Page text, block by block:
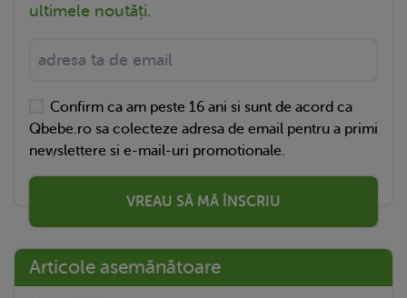
ultimele noutăți.
Confirm ca am peste 16 ani si sunt de acord ca
Qbebe.ro sa colecteze adresa de email pentru a primi
newslettere si e-mail-uri promotionale.
VREAU SĂ MĂ ÎNSCRIU
Articole asemănătoare